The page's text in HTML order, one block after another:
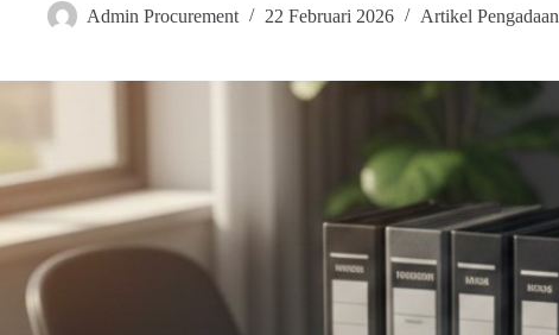
Admin Procurement 22 Februari 2026 Artikel Pengadaan